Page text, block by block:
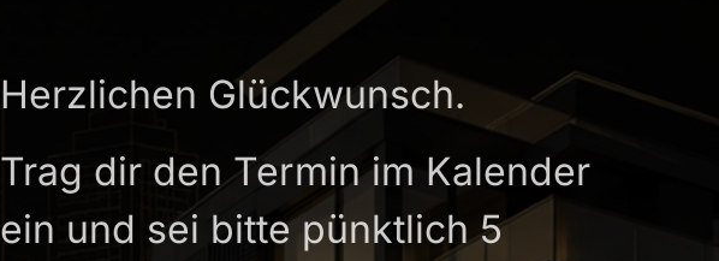
Herzlichen Glückwunsch.
Trag dir den Termin im Kalender
ein und sei bitte pünktlich 5